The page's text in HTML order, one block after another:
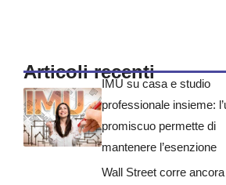
Articoli recenti
IMU su casa e studio
professionale insieme:
promiscuo permette di
mantenere l’esenzione
Wall Street corre